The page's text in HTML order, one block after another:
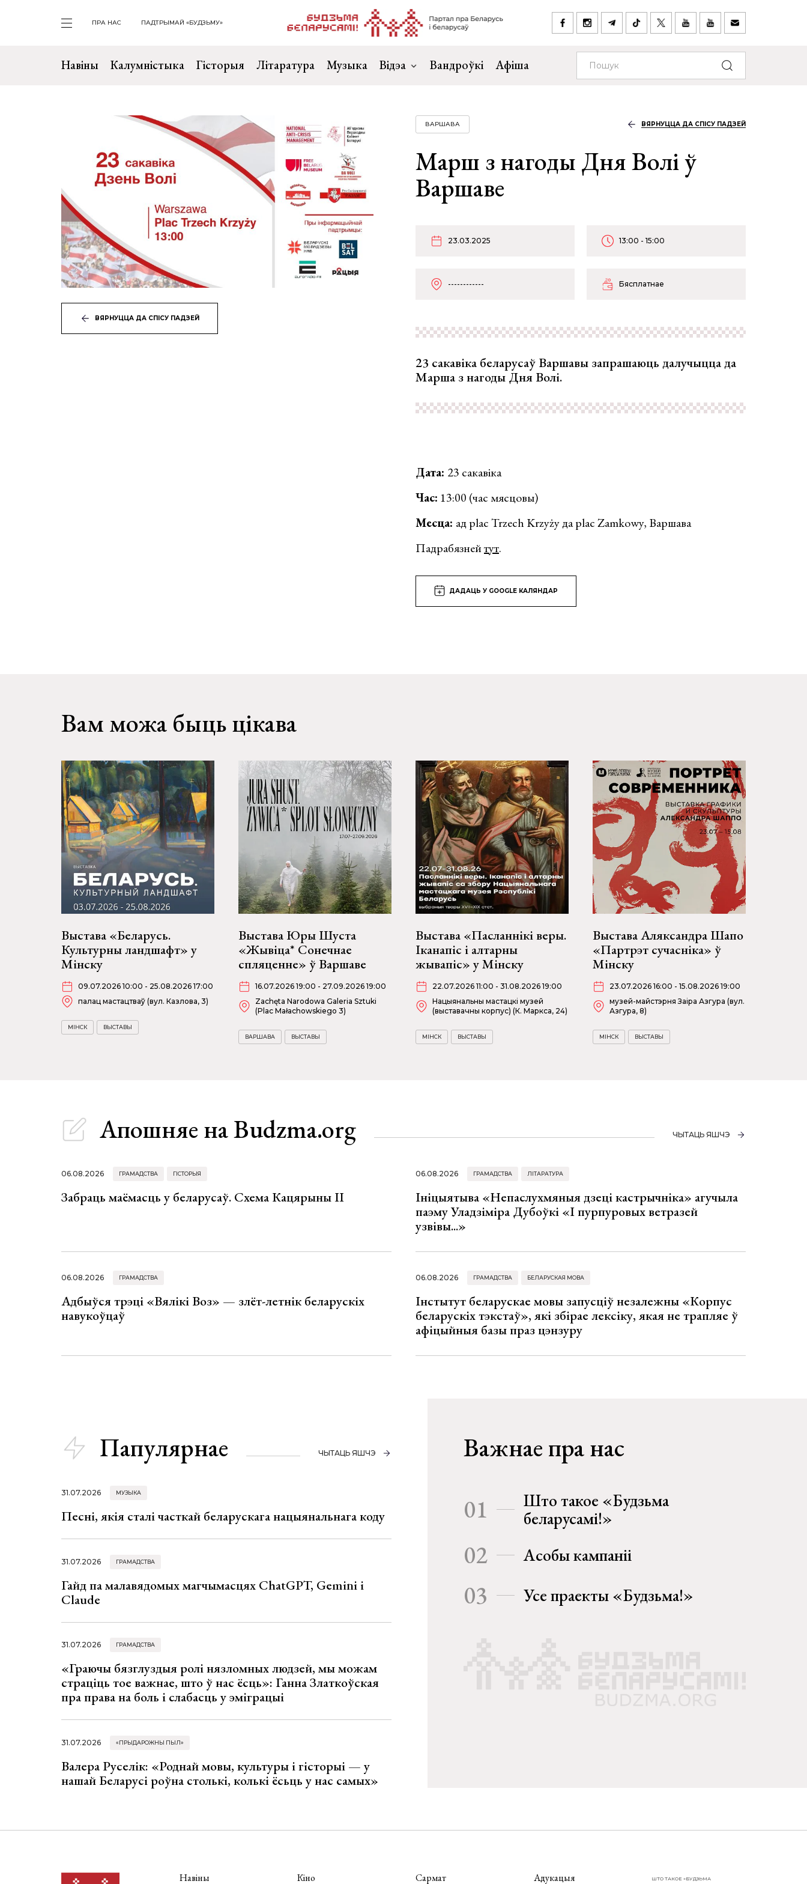
ПРА НАС ПАДТРЫМАЙ «БУДЗЬМУ»
Навіны Калумністыка Гісторыя Літаратура Музыка Відэа Вандроўкі Афіша
ВЯРНУЦЦА ДА СПІСУ ПАДЗЕЙ
ВАРШАВА ВЯРНУЦЦА ДА СПІСУ ПАДЗЕЙ
Марш з нагоды Дня Волі ў
Варшаве
23.03.2025 13:00 - 15:00
------------ Бясплатнае
23 сакавіка беларусаў Варшавы запрашаюць далучыцца да
Марша з нагоды Дня Волі.
Дата: 23 сакавіка
Час: 13:00 (час мясцовы)
Месца: ад plac Trzech Krzyży да plac Zamkowy, Варшава
Падрабязнейтут.
ДАДАЦЬ У GOOGLE КАЛЯНДАР
Вам можа быць цікава
Выстава «Беларусь.
Культурны ландшафт» у
Мінску
09.07.2026 10:00 - 25.08.2026 17:00
палац мастацтваў (вул. Казлова, 3)
МІНСК ВЫСТАВЫ
Выстава Юры Шуста
«Жывіца* Сонечнае
спляценне» ў Варшаве
16.07.2026 19:00 - 27.09.2026 19:00
Zachęta Narodowa Galeria Sztuki
(Plac Małachowskiego 3)
ВАРШАВА ВЫСТАВЫ
Выстава «Пасланнікі веры.
Іканапіс і алтарны
жывапіс» у Мінску
22.07.2026 11:00 - 31.08.2026 19:00
Нацыянальны мастацкі музей
(выставачны корпус) (К. Маркса, 24)
МІНСК ВЫСТАВЫ
Выстава Аляксандра Шапо
«Партрэт сучасніка» ў
Мінску
23.07.2026 16:00 - 15.08.2026 19:00
музей-майстэрня Заіра Азгура (вул.
Азгура, 8)
МІНСК ВЫСТАВЫ
Апошняе на Budzma.org ЧЫТАЦЬ ЯШЧЭ
06.08.2026 ГРАМАДСТВА ГІСТОРЫЯ
Забраць маёмасць у беларусаў. Схема Кацярыны ІІ
06.08.2026 ГРАМАДСТВА ЛІТАРАТУРА
Ініцыятыва «Непаслухмяныя дзеці кастрычніка» агучыла
паэму Уладзіміра Дубоўкі «І пурпуровых ветразей
узвівы...»
06.08.2026 ГРАМАДСТВА
Адбыўся трэці «Вялікі Воз» — злёт-летнік беларускіх
навукоўцаў
06.08.2026 ГРАМАДСТВА БЕЛАРУСКАЯ МОВА
Інстытут беларускае мовы запусціў незалежны «Корпус
беларускіх тэкстаў», які збірае лексіку, якая не трапляе ў
афіцыйныя базы праз цэнзуру
Папулярнае ЧЫТАЦЬ ЯШЧЭ
31.07.2026 МУЗЫКА
Песні, якія сталі часткай беларускага нацыянальнага коду
31.07.2026 ГРАМАДСТВА
Гайд па малавядомых магчымасцях ChatGPT, Gemini і
Claude
31.07.2026 ГРАМАДСТВА
«Граючы бязглуздыя ролі нязломных людзей, мы можам
страціць тое важнае, што ў нас ёсць»: Ганна Златкоўская
пра права на боль і слабасць у эміграцыі
31.07.2026 «ПРЫДАРОЖНЫ ПЫЛ»
Валера Руселік: «Роднай мовы, культуры і гісторыі — у
нашай Беларусі роўна столькі, колькі ёсьць у нас самых»
Важнае пра нас
01
Што такое «Будзьма
беларусамі!»
02 Асобы кампаніі
03 Усе праекты «Будзьма!»
Навіны Кіно Сармат Адукацыя
ШТО ТАКОЕ «БУДЗЬМА